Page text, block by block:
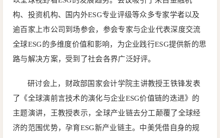
构、投资机构、国内外ESG专业评级等众多专家学者以及
逾百家上市公司到场参会，参会专家与企业代表深度交流
全球ESG的多维度价值和影响，为企业践行ESG提供新的思
路与解决方案，受到了社会各界广泛好评。
研讨会上，财政部国家会计学院主讲教授王铁锋发表
了《全球演前言技术的演化与企业ESG价值链的迭进》的
主题演讲，王教授表示，全球产业链去分工颠覆了全球经
济的范围优势，孕育ESG新产业链主。中美凭借自身的规